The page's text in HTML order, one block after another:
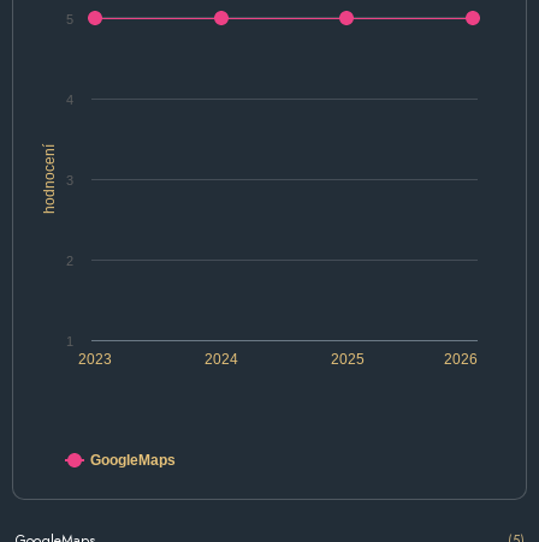
hodnocení
2024 2026
2023 2025
1
2
3
4
5
GoogleMaps